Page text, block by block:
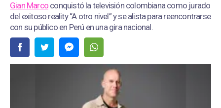
Gian Marco conquistó la televisión colombiana como jurado
del exitoso reality “A otro nivel” y se alista para reencontrarse
con su público en Perú en una gira nacional.